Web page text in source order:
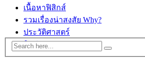
เนื้อหาฟิสิกส์
รวมเรื่องน่าสงสัย Why?
ประวัติศาสตร์
ติดต่อ